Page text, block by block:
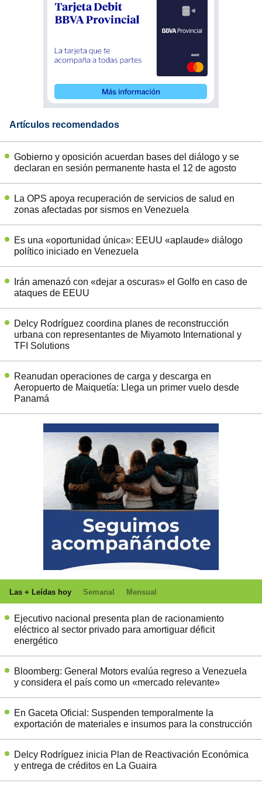
Artículos recomendados
Gobierno y oposición acuerdan bases del diálogo y se
declaran en sesión permanente hasta el 12 de agosto
La OPS apoya recuperación de servicios de salud en
zonas afectadas por sismos en Venezuela
Es una «oportunidad única»: EEUU «aplaude» diálogo
político iniciado en Venezuela
Irán amenazó con «dejar a oscuras» el Golfo en caso de
ataques de EEUU
Delcy Rodríguez coordina planes de reconstrucción
urbana con representantes de Miyamoto International y
TFI Solutions
Reanudan operaciones de carga y descarga en
Aeropuerto de Maiquetía: Llega un primer vuelo desde
Panamá
Las + Leídas hoy Semanal Mensual
Ejecutivo nacional presenta plan de racionamiento
eléctrico al sector privado para amortiguar déficit
energético
Bloomberg: General Motors evalúa regreso a Venezuela
y considera el país como un «mercado relevante»
En Gaceta Oficial: Suspenden temporalmente la
exportación de materiales e insumos para la construcción
Delcy Rodríguez inicia Plan de Reactivación Económica
y entrega de créditos en La Guaira